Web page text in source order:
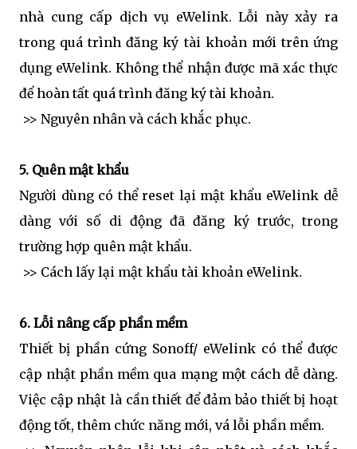
nhà cung cấp dịch vụ eWelink. Lỗi này xảy ra
trong quá trình đăng ký tài khoản mới trên ứng
dụng eWelink. Không thể nhận được mã xác thực
để hoàn tất quá trình đăng ký tài khoản.
>> Nguyên nhân và cách khắc phục.
5. Quên mật khẩu
Người dùng có thể reset lại mật khẩu eWelink dễ
dàng với số di động đã đăng ký trước, trong
trường hợp quên mật khẩu.
>> Cách lấy lại mật khẩu tài khoản eWelink.
6. Lỗi nâng cấp phần mềm
Thiết bị phần cứng Sonoff/ eWelink có thể được
cập nhật phần mềm qua mạng một cách dễ dàng.
Việc cập nhật là cần thiết để đảm bảo thiết bị hoạt
động tốt, thêm chức năng mới, vá lỗi phần mềm.